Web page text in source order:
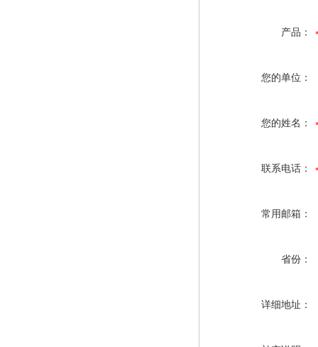
产品：
您的单位：
您的姓名：
联系电话：
常用邮箱：
省份：
详细地址：